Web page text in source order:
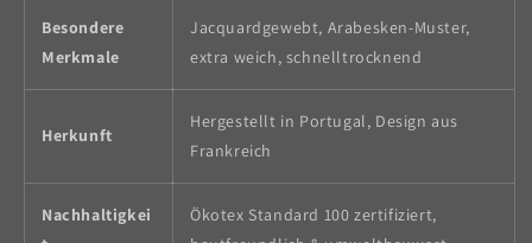
Besondere
Merkmale
Jacquardgewebt, Arabesken-Muster,
extra weich, schnelltrocknend
Herkunft
Hergestellt in Portugal, Design aus
Frankreich
Nachhaltigkei
Ökotex Standard 100 zertifiziert,